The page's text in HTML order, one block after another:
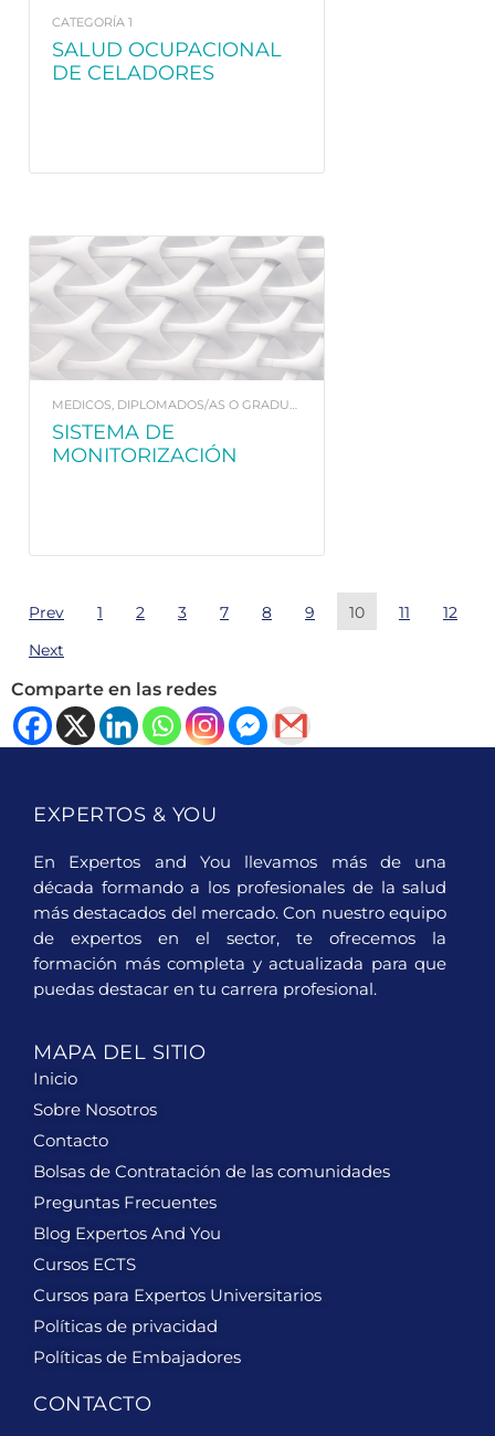
CATEGORÍA 1
SALUD OCUPACIONAL
DE CELADORES
MEDICOS, DIPLOMADOS/AS O GRADUADOS/AS EN ENFERMERÍA. Y FISIOTERAPEUTAS
SISTEMA DE
MONITORIZACIÓN
Prev 1 2 3 7 8 9 10 11
12
Next
Comparte en las redes
EXPERTOS & YOU
En Expertos and You llevamos más de una
década formando a los profesionales de la salud
más destacados del mercado. Con nuestro equipo
de expertos en el sector, te ofrecemos la
formación más completa y actualizada para que
puedas destacar en tu carrera profesional.
MAPA DEL SITIO
Inicio
Sobre Nosotros
Contacto
Bolsas de Contratación de las comunidades
Preguntas Frecuentes
Blog Expertos And You
Cursos ECTS
Cursos para Expertos Universitarios
Políticas de privacidad
Políticas de Embajadores
CONTACTO